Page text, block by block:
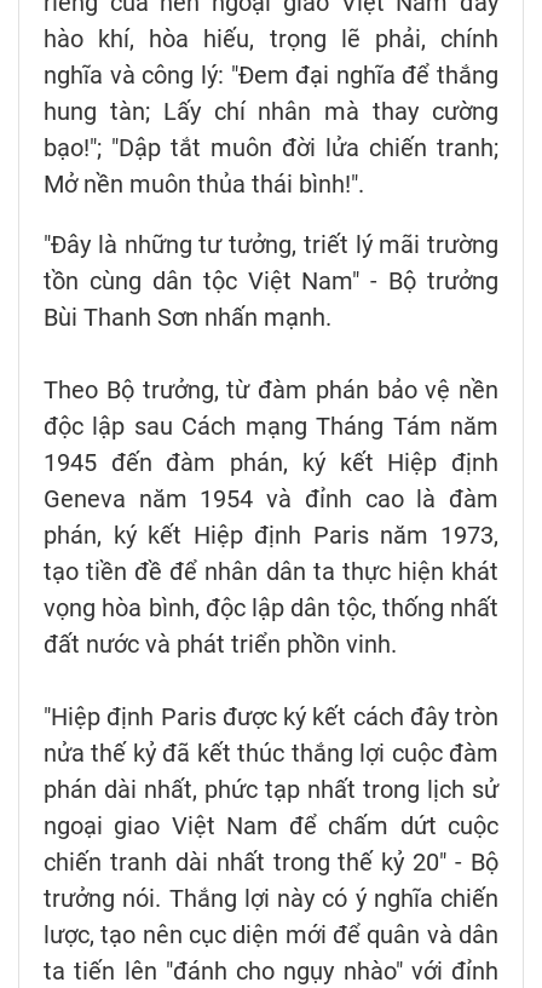
hào khí, hòa hiếu, trọng lẽ phải, chính
nghĩa và công lý: "Đem đại nghĩa để thắng
hung tàn; Lấy chí nhân mà thay cường
bạo!"; "Dập tắt muôn đời lửa chiến tranh;
Mở nền muôn thủa thái bình!".
"Đây là những tư tưởng, triết lý mãi trường
tồn cùng dân tộc Việt Nam" - Bộ trưởng
Bùi Thanh Sơn nhấn mạnh.
Theo Bộ trưởng, từ đàm phán bảo vệ nền
độc lập sau Cách mạng Tháng Tám năm
1945 đến đàm phán, ký kết Hiệp định
Geneva năm 1954 và đỉnh cao là đàm
phán, ký kết Hiệp định Paris năm 1973,
tạo tiền đề để nhân dân ta thực hiện khát
vọng hòa bình, độc lập dân tộc, thống nhất
đất nước và phát triển phồn vinh.
"Hiệp định Paris được ký kết cách đây tròn
nửa thế kỷ đã kết thúc thắng lợi cuộc đàm
phán dài nhất, phức tạp nhất trong lịch sử
ngoại giao Việt Nam để chấm dứt cuộc
chiến tranh dài nhất trong thế kỷ 20" - Bộ
trưởng nói. Thắng lợi này có ý nghĩa chiến
lược, tạo nên cục diện mới để quân và dân
ta tiến lên "đánh cho ngụy nhào" với đỉnh